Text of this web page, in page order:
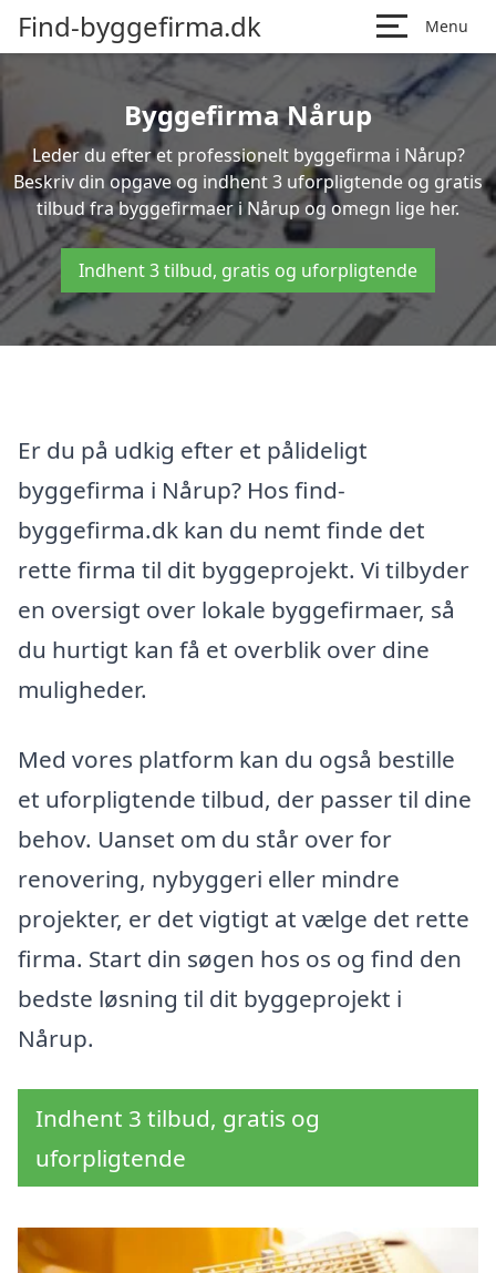
Find-byggefirma.dk Menu
Byggefirma Nårup
Leder du efter et professionelt byggefirma i Nårup?
Beskriv din opgave og indhent 3 uforpligtende og gratis
tilbud fra byggefirmaer i Nårup og omegn lige her.
Indhent 3 tilbud, gratis og uforpligtende
Er du på udkig efter et pålideligt
byggefirma i Nårup? Hos find-
byggefirma.dk kan du nemt finde det
rette firma til dit byggeprojekt. Vi tilbyder
en oversigt over lokale byggefirmaer, så
du hurtigt kan få et overblik over dine
muligheder.
Med vores platform kan du også bestille
et uforpligtende tilbud, der passer til dine
behov. Uanset om du står over for
renovering, nybyggeri eller mindre
projekter, er det vigtigt at vælge det rette
firma. Start din søgen hos os og find den
bedste løsning til dit byggeprojekt i
Nårup.
Indhent 3 tilbud, gratis og
uforpligtende